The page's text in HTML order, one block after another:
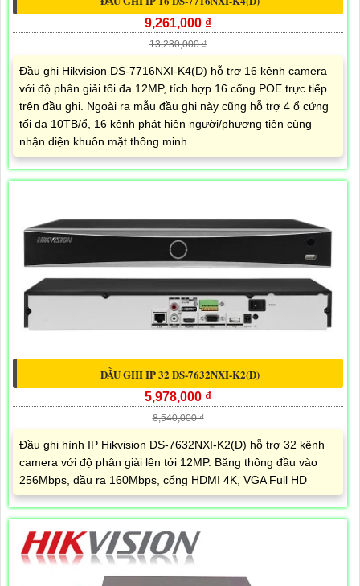
9,261,000 ₫
13,230,000 ₫
Đầu ghi Hikvision DS-7716NXI-K4(D) hỗ trợ 16 kênh camera
với độ phân giải tối đa 12MP, tích hợp 16 cổng POE trực tiếp
trên đầu ghi. Ngoài ra mẫu đầu ghi này cũng hỗ trợ 4 ổ cứng
tối đa 10TB/ổ, 16 kênh phát hiện người/phương tiện cùng
nhận diện khuôn mặt thông minh
ĐẦU GHI IP 32 DS-7632NXI-K2(D)
5,978,000 ₫
8,540,000 ₫
Đầu ghi hình IP Hikvision DS-7632NXI-K2(D) hỗ trợ 32 kênh
camera với độ phân giải lên tới 12MP. Băng thông đầu vào
256Mbps, đầu ra 160Mbps, cổng HDMI 4K, VGA Full HD